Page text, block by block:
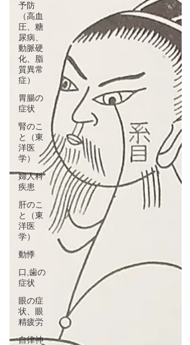
予防
（高血
圧、糖
尿病、
動脈硬
化、脂
質異常
症）
胃腸の
症状
腎のこ
と（東
洋医
学）
婦人科
疾患
肝のこ
と（東
洋医
学）
動悸
口,歯の
症状
眼の症
状、眼
精疲労
自律神